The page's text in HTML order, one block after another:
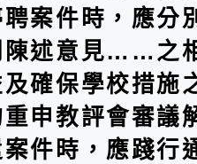
案件時，應分
陳述意見……之
確保學校措施
申教評會審議
件時，應踐行